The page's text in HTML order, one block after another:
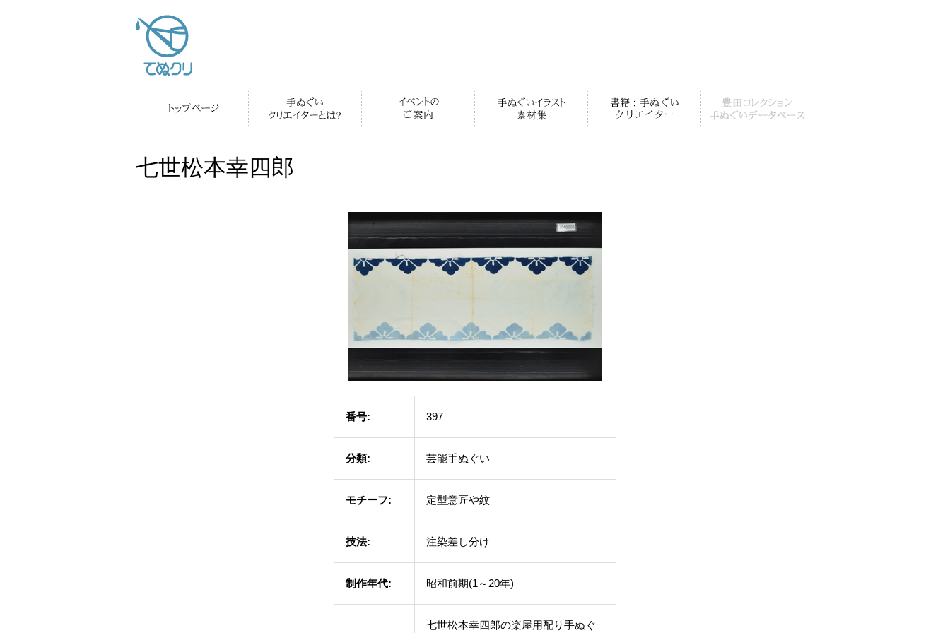
七世松本幸四郎
番号: 397
分類: 芸能手ぬぐい
モチーフ: 定型意匠や紋
技法: 注染差し分け
制作年代: 昭和前期(1～20年)
七世松本幸四郎の楽屋用配り手ぬぐ